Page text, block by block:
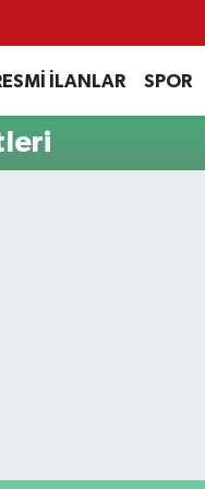
İLANLAR SPOR